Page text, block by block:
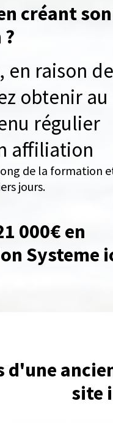
créant son
en raison de
obtenir au
régulier
affiliation
de la formation
jours.
000€ en
Systeme
d'une
site